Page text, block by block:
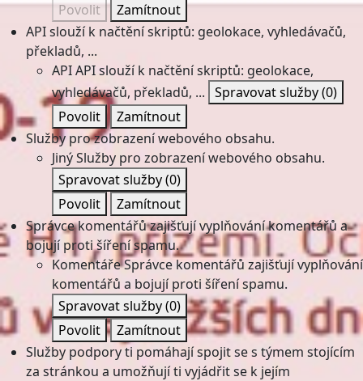
Povolit
Zamítnout
API slouží k načtění skriptů: geolokace, vyhledávačů,
překladů, ...
APIAPI slouží k načtění skriptů: geolokace,
vyhledávačů, překladů, ... Spravovat služby(0)
Povolit
Zamítnout
Služby pro zobrazení webového obsahu.
JinýSlužby pro zobrazení webového obsahu.
Spravovat služby(0)
Povolit
Zamítnout
Správce komentářů zajišťují vyplňování komentářů a
bojují proti šíření spamu.
KomentářeSprávce komentářů zajišťují vyplňování
komentářů a bojují proti šíření spamu.
Spravovat služby(0)
Povolit
Zamítnout
Služby podpory ti pomáhají spojit se s týmem stojícím
za stránkou a umožňují ti vyjádřit se k jejím